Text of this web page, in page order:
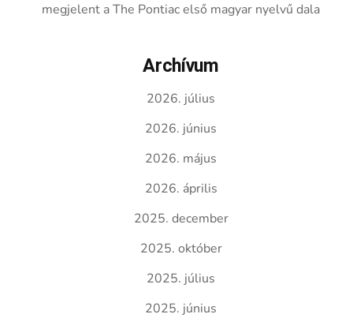
megjelent a The Pontiac első magyar nyelvű dala
Archívum
2026. július
2026. június
2026. május
2026. április
2025. december
2025. október
2025. július
2025. június